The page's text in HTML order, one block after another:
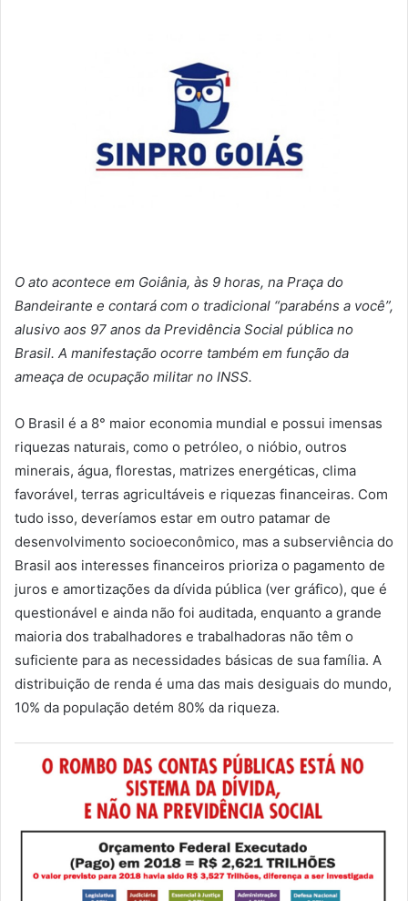
O ato acontece em Goiânia, às 9 horas, na Praça do
Bandeirante e contará com o tradicional “parabéns a você”,
alusivo aos 97 anos da Previdência Social pública no
Brasil. A manifestação ocorre também em função da
ameaça de ocupação militar no INSS.
O Brasil é a 8° maior economia mundial e possui imensas
riquezas naturais, como o petróleo, o nióbio, outros
minerais, água, florestas, matrizes energéticas, clima
favorável, terras agricultáveis e riquezas financeiras. Com
tudo isso, deveríamos estar em outro patamar de
desenvolvimento socioeconômico, mas a subserviência do
Brasil aos interesses financeiros prioriza o pagamento de
juros e amortizações da dívida pública (ver gráfico), que é
questionável e ainda não foi auditada, enquanto a grande
maioria dos trabalhadores e trabalhadoras não têm o
suficiente para as necessidades básicas de sua família. A
distribuição de renda é uma das mais desiguais do mundo,
10% da população detém 80% da riqueza.